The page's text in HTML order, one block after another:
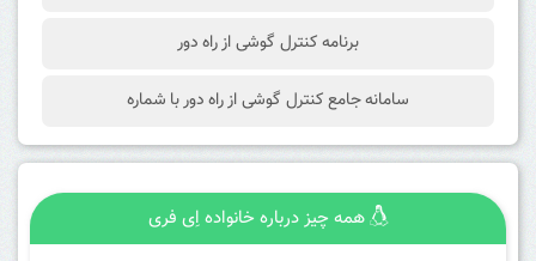
برنامه کنترل گوشی از راه دور
سامانه جامع کنترل گوشی از راه دور با شماره
همه چیز درباره خانواده اِی فری